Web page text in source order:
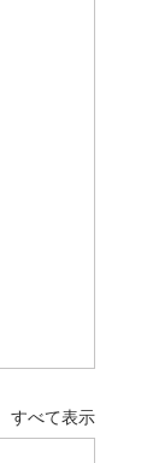
すべて表示